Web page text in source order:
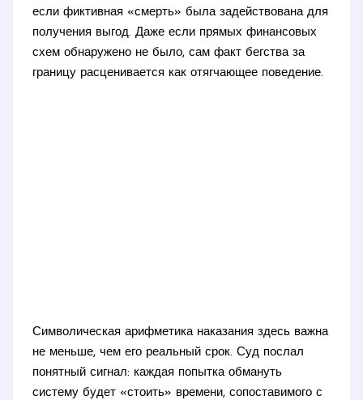
если фиктивная «смерть» была задействована для
получения выгод. Даже если прямых финансовых
схем обнаружено не было, сам факт бегства за
границу расценивается как отягчающее поведение.
Символическая арифметика наказания здесь важна
не меньше, чем его реальный срок. Суд послал
понятный сигнал: каждая попытка обмануть
систему будет «стоить» времени, сопоставимого с